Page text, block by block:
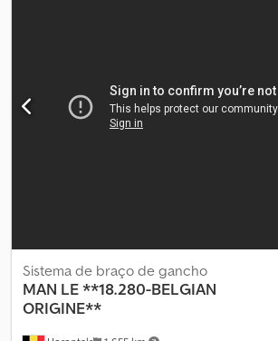
Tamanho do pneu: 265/70R17,5 Suspensão:
traseiro: rodas duplas Tração: roda Número de
força)
Sistema de braço de gancho
MAN LE **18.280-BELGIAN
ORIGINE**